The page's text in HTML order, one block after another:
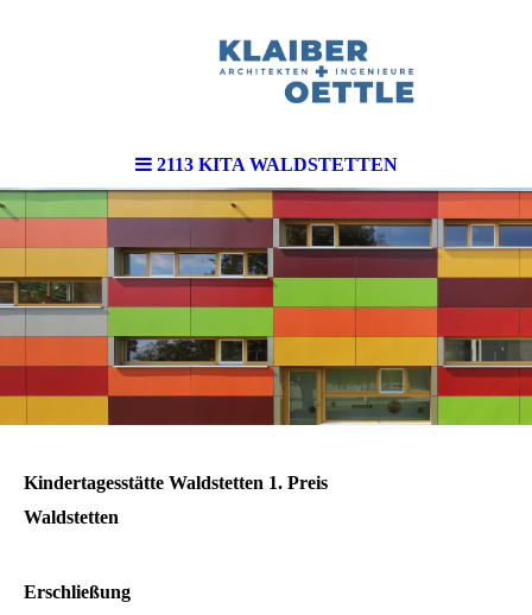
2113 KITA WALDSTETTEN
Kindertagesstätte Waldstetten 1. Preis
Waldstetten
Erschließung